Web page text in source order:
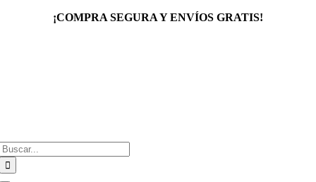
¡COMPRA SEGURA Y ENVÍOS GRATIS!